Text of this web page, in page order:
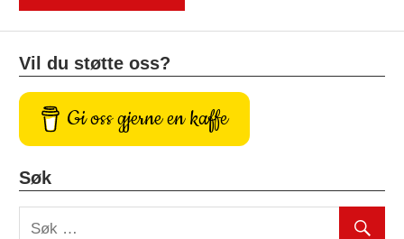
Vil du støtte oss?
Gi oss gjerne en kaffe
Søk